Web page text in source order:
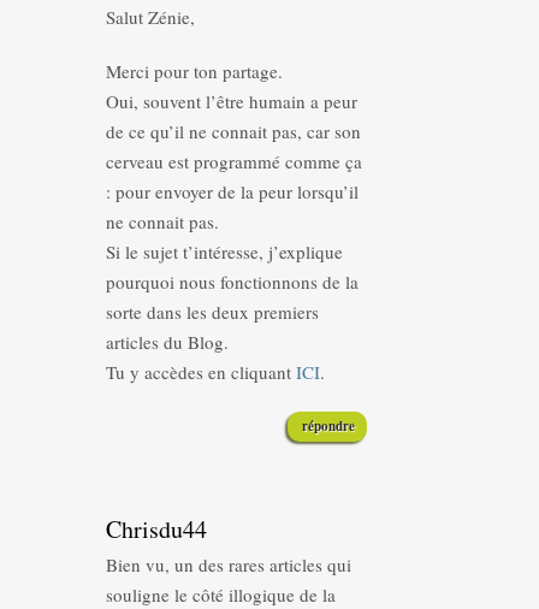
Salut Zénie,
Merci pour ton partage.
Oui, souvent l’être humain a peur
de ce qu’il ne connait pas, car son
cerveau est programmé comme ça
: pour envoyer de la peur lorsqu’il
ne connait pas.
Si le sujet t’intéresse, j’explique
pourquoi nous fonctionnons de la
sorte dans les deux premiers
articles du Blog.
Tu y accèdes en cliquant ICI.
répondre
Chrisdu44
Bien vu, un des rares articles qui
souligne le côté illogique de la